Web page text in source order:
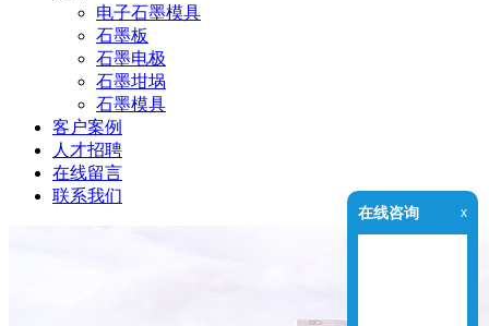
电子石墨模具
石墨板
石墨电极
石墨坩埚
石墨模具
客户案例
人才招聘
在线留言
联系我们
在线咨询 x